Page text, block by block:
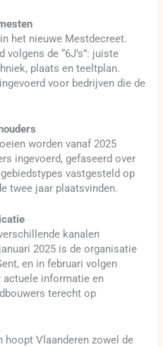
het nieuwe Mestdecreet.
de “6J’s”: juiste
plaats en teeltplan.
voor bedrijven die de
worden vanaf 2025
ingevoerd, gefaseerd over
vastgesteld op
twee jaar plaatsvinden.
kanalen
2025 is de organisatie
en in februari volgen
informatie en
terecht op
hoopt Vlaanderen zowel de